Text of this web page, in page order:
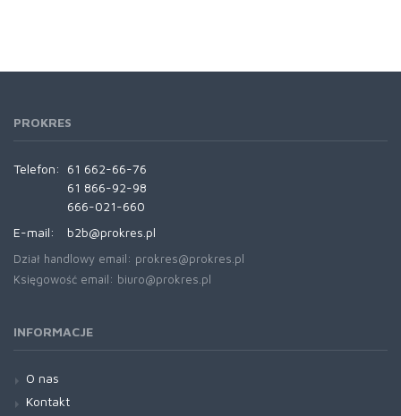
PROKRES
Telefon:
61 662-66-76
61 866-92-98
666-021-660
E-mail:
b2b@prokres.pl
Dział handlowy email: prokres@prokres.pl
Księgowość email: biuro@prokres.pl
INFORMACJE
O nas
Kontakt